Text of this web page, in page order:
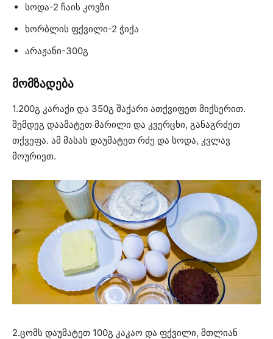
სოდა-2 ჩაის კოვზი
ხორბლის ფქვილი-2 ჭიქა
არაჟანი-300გ
მომზადება
1.200გ კარაქი და 350გ შაქარი ათქვიფეთ მიქსერით.
შემდეგ დაამატეთ მარილი და კვერცხი, განაგრძეთ
თქვეფა. ამ მასას დაუმატეთ რძე და სოდა, კვლავ
მოურიეთ.
2.ცომს დაუმატეთ 100გ კაკაო და ფქვილი, მთლიან